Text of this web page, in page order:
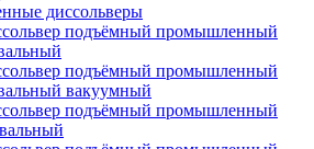
диссольверы
подъёмный промышленный
подъёмный промышленный
вакуумный
подъёмный промышленный